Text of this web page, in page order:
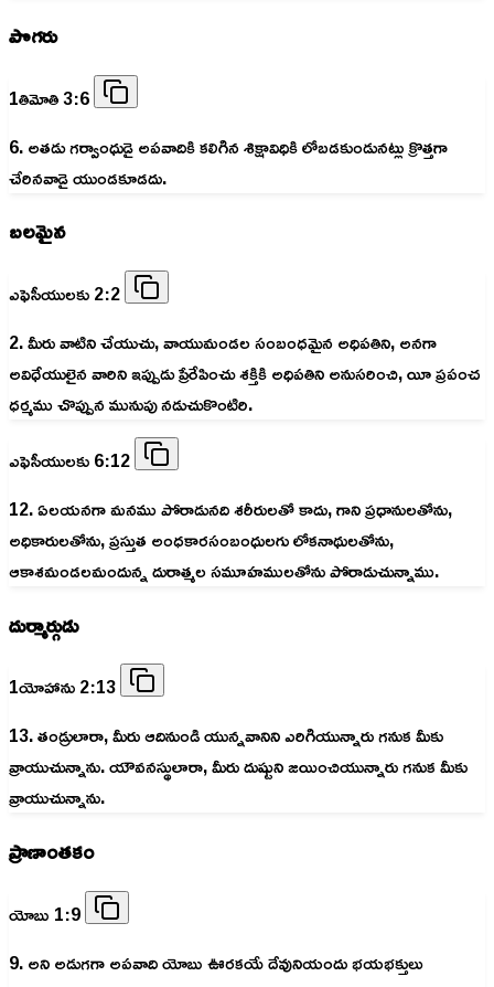
పొగరు
1తిమోతి 3:6
6. అతడు గర్వాంధుడై అపవాదికి కలిగిన శిక్షావిధికి లోబడకుండునట్లు క్రొత్తగా
చేరినవాడై యుండకూడదు.
బలమైన
ఎఫెసీయులకు 2:2
2. మీరు వాటిని చేయుచు, వాయుమండల సంబంధమైన అధిపతిని, అనగా
అవిధేయులైన వారిని ఇప్పుడు ప్రేరేపించు శక్తికి అధిపతిని అనుసరించి, యీ ప్రపంచ
ధర్మము చొప్పున మునుపు నడుచుకొంటిరి.
ఎఫెసీయులకు 6:12
12. ఏలయనగా మనము పోరాడునది శరీరులతో కాదు, గాని ప్రధానులతోను,
అధికారులతోను, ప్రస్తుత అంధకారసంబంధులగు లోకనాథులతోను,
ఆకాశమండలమందున్న దురాత్మల సమూహములతోను పోరాడుచున్నాము.
దుర్మార్గుడు
1యోహాను 2:13
13. తండ్రులారా, మీరు ఆదినుండి యున్నవానిని ఎరిగియున్నారు గనుక మీకు
వ్రాయుచున్నాను. యౌవనస్థులారా, మీరు దుష్టుని జయించియున్నారు గనుక మీకు
వ్రాయుచున్నాను.
ప్రాణాంతకం
యోబు 1:9
9. అని అడుగగా అపవాది యోబు ఊరకయే దేవునియందు భయభక్తులు